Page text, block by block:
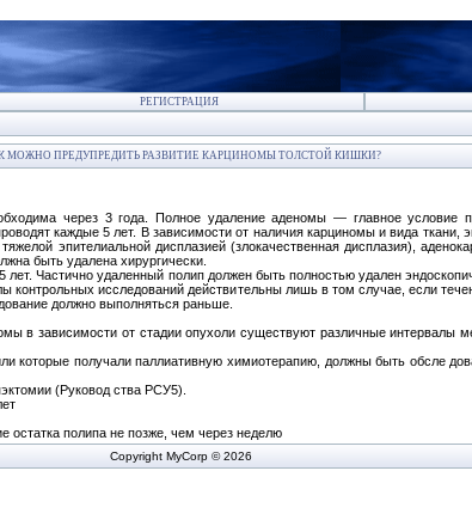
РЕГИСТРАЦИЯ
МОЖНО ПРЕДУПРЕДИТЬ РАЗВИТИЕ КАРЦИНОМЫ ТОЛСТОЙ КИШКИ?
через 3 года. Полное удаление аденомы — главное условие
каждые 5 лет. В зависимости от наличия карциномы и вида ткани,
эпителиальной дисплазией (злокачественная дисплазия),
быть удалена хирургически.
лет. Частично удаленный полип должен быть полностью удален
исследований действительны лишь в том случае, если
должно выполняться раньше.
в зависимости от стадии опухоли существуют различные интервалы
которые получали паллиативную химиотерапию, должны быть обсле
(Руковод ства РСУ5).
остатка полипа не позже, чем через неделю
Copyright MyCorp © 2026